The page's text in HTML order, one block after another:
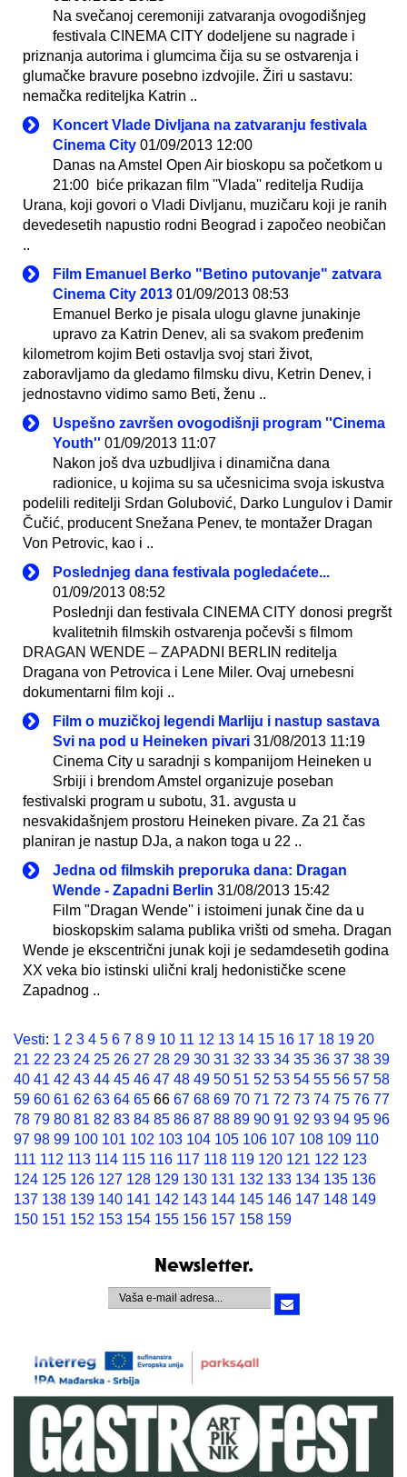
Na svečanoj ceremoniji zatvaranja ovogodišnjeg
festivala CINEMA CITY dodeljene su nagrade i
priznanja autorima i glumcima čija su se ostvarenja i
glumačke bravure posebno izdvojile. Žiri u sastavu:
nemačka rediteljka Katrin ..
Koncert Vlade Divljana na zatvaranju festivala
Cinema City 01/09/2013 12:00
Danas na Amstel Open Air bioskopu sa početkom u
21:00 biće prikazan film ''Vlada'' reditelja Rudija
Urana, koji govori o Vladi Divljanu, muzičaru koji je ranih
devedesetih napustio rodni Beograd i započeo neobičan
..
Film Emanuel Berko "Betino putovanje" zatvara
Cinema City 2013 01/09/2013 08:53
Emanuel Berko je pisala ulogu glavne junakinje
upravo za Katrin Denev, ali sa svakom pređenim
kilometrom kojim Beti ostavlja svoj stari život,
zaboravljamo da gledamo filmsku divu, Ketrin Denev, i
jednostavno vidimo samo Beti, ženu ..
Uspešno završen ovogodišnji program ''Cinema
Youth'' 01/09/2013 11:07
Nakon još dva uzbudljiva i dinamična dana
radionice, u kojima su sa učesnicima svoja iskustva
podelili reditelji Srdan Golubović, Darko Lungulov i Damir
Čučić, producent Snežana Penev, te montažer Dragan
Von Petrovic, kao i ..
Poslednjeg dana festivala pogledaćete...
01/09/2013 08:52
Poslednji dan festivala CINEMA CITY donosi pregršt
kvalitetnih filmskih ostvarenja počevši s filmom
DRAGAN WENDE – ZAPADNI BERLIN reditelja
Dragana von Petrovica i Lene Miler. Ovaj urnebesni
dokumentarni film koji ..
Film o muzičkoj legendi Marliju i nastup sastava
Svi na pod u Heineken pivari 31/08/2013 11:19
Cinema City u saradnji s kompanijom Heineken u
Srbiji i brendom Amstel organizuje poseban
festivalski program u subotu, 31. avgusta u
nesvakidašnjem prostoru Heineken pivare. Za 21 čas
planiran je nastup DJa, a nakon toga u 22 ..
Jedna od filmskih preporuka dana: Dragan
Wende - Zapadni Berlin 31/08/2013 15:42
Film "Dragan Wende'' i istoimeni junak čine da u
bioskopskim salama publika vrišti od smeha. Dragan
Wende je ekscentrični junak koji je sedamdesetih godina
XX veka bio istinski ulični kralj hedonističke scene
Zapadnog ..
Vesti: 1 2 3 4 5 6 7 8 9 10 11 12 13 14 15 16 17 18 19 20
21 22 23 24 25 26 27 28 29 30 31 32 33 34 35 36 37 38 39
40 41 42 43 44 45 46 47 48 49 50 51 52 53 54 55 56 57 58
59 60 61 62 63 64 65 66 67 68 69 70 71 72 73 74 75 76 77
78 79 80 81 82 83 84 85 86 87 88 89 90 91 92 93 94 95 96
97 98 99 100 101 102 103 104 105 106 107 108 109 110
111 112 113 114 115 116 117 118 119 120 121 122 123
124 125 126 127 128 129 130 131 132 133 134 135 136
137 138 139 140 141 142 143 144 145 146 147 148 149
150 151 152 153 154 155 156 157 158 159
Newsletter.